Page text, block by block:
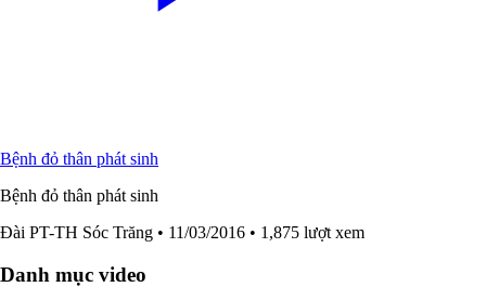
Bệnh đỏ thân phát sinh
Bệnh đỏ thân phát sinh
Đài PT-TH Sóc Trăng • 11/03/2016 • 1,875 lượt xem
Danh mục video